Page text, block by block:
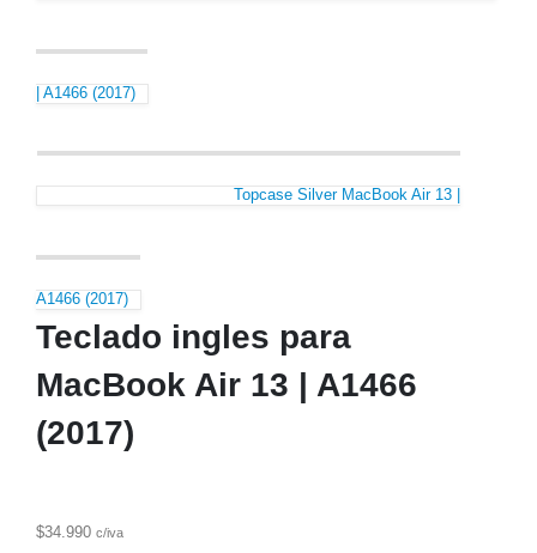
| A1466 (2017)
Topcase Silver MacBook Air 13 |
A1466 (2017)
Teclado ingles para
MacBook Air 13 | A1466
(2017)
$34.990 c/iva